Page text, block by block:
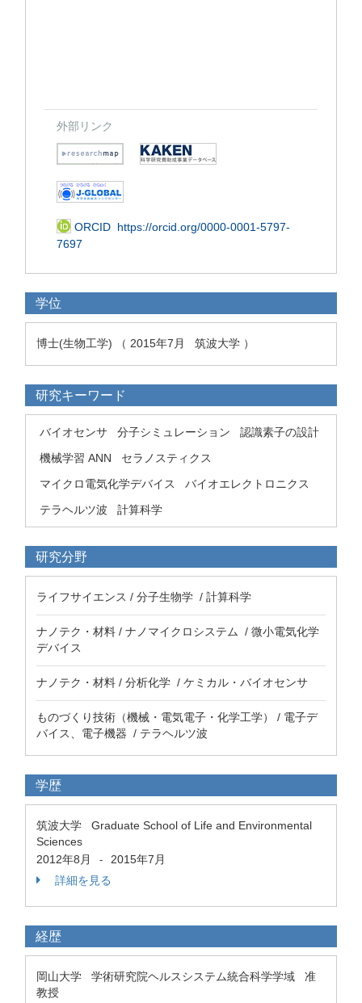
外部リンク
ORCID https://orcid.org/0000-0001-5797-
7697
学位
博士(生物工学) （ 2015年7月 筑波大学 ）
研究キーワード
バイオセンサ 分子シミュレーション
認識素子の設計
機械学習 ANN
セラノスティクス
マイクロ電気化学デバイス
バイオエレクトロニクス
テラヘルツ波
計算科学
研究分野
ライフサイエンス / 分子生物学 / 計算科学
ナノテク・材料 / ナノマイクロシステム / 微小電気化学
デバイス
ナノテク・材料 / 分析化学 / ケミカル・バイオセンサ
ものづくり技術（機械・電気電子・化学工学） / 電子デ
バイス、電子機器 / テラヘルツ波
学歴
筑波大学 Graduate School of Life and Environmental
Sciences
2012年8月
-
2015年7月
詳細を見る
経歴
岡山大学 学術研究院ヘルスシステム統合科学学域 准
教授